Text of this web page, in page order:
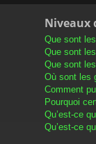
Niveaux
Que sont
Que sont
Que sont
Où sont les
Comment
Pourquoi
Qu’est-ce
Qu’est-ce